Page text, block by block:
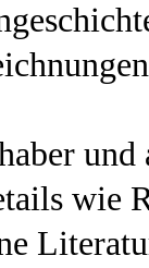
und
wie